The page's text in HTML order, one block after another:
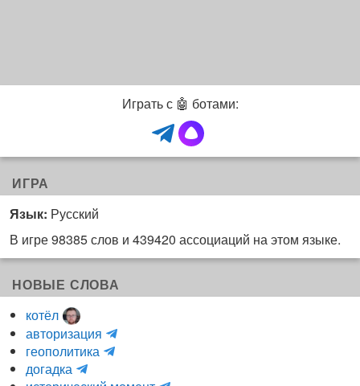
Играть с 🤖 ботами:
ИГРА
Язык: Русский
В игре 98385 слов и 439420 ассоциаций на этом языке.
НОВЫЕ СЛОВА
котёл
авторизация
и
геополитика
H
догадка
m